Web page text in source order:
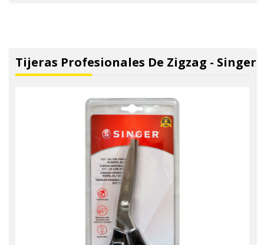
Tijeras Profesionales De Zigzag - Singer